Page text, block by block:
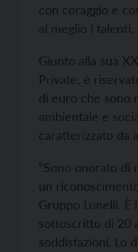
con coraggio e
al meglio i
Giunto alla sua
Private, è
di euro che sono
ambientale e
caratterizzato da
“Sono onorato
un
Gruppo Lunelli. È
sottoscritto di 20
soddisfazioni. Lo